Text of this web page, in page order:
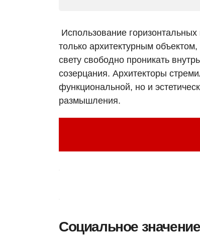
Использование
только архитектурным
свету свободно проникать
созерцания. Архитекторы
функциональной, но и
размышления.
Социальное